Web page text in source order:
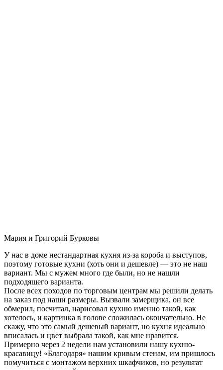
Мария и Григорий Бурковы
У нас в доме нестандартная кухня из-за короба и выступов,
поэтому готовые кухни (хоть они и дешевле) — это не наш
вариант. Мы с мужем много где были, но не нашли
подходящего варианта.
После всех походов по торговым центрам мы решили делать
на заказ под наши размеры. Вызвали замерщика, он все
обмерил, посчитал, нарисовал кухню именно такой, как
хотелось, и картинка в голове сложилась окончательно. Не
скажу, что это самый дешевый вариант, но кухня идеально
вписалась и цвет выбрала такой, как мне нравится.
Примерно через 2 недели нам установили нашу кухню-
красавицу! «Благодаря» нашим кривым стенам, им пришлось
помучиться с монтажом верхних шкафчиков, но результат